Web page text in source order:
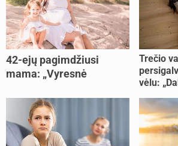
42-ejų pagimdžiusi
mama: „Vyresnė
lengviau“
Trečio
vėlu: